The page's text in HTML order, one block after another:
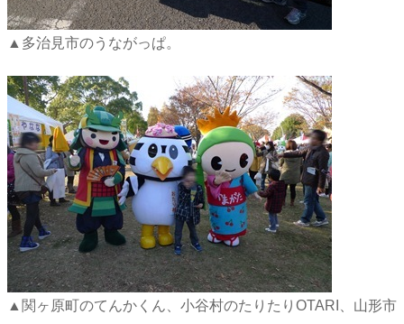
▲多治見市のうながっぱ。
▲関ヶ原町のてんかくん、小谷村のたりたりOTARI、山形市